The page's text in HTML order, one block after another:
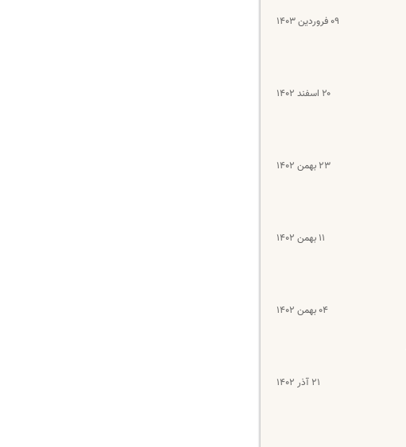
۰۹ فروردین ۱۴۰۳
۲۰ اسفند ۱۴۰۲
۲۳ بهمن ۱۴۰۲
۱۱ بهمن ۱۴۰۲
۰۴ بهمن ۱۴۰۲
۲۱ آذر ۱۴۰۲